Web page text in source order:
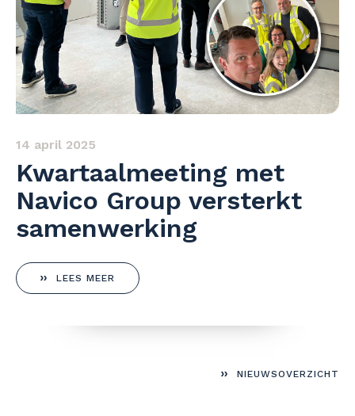
14 april 2025
Kwartaalmeeting met
Navico Group versterkt
samenwerking
LEES MEER
NIEUWSOVERZICHT